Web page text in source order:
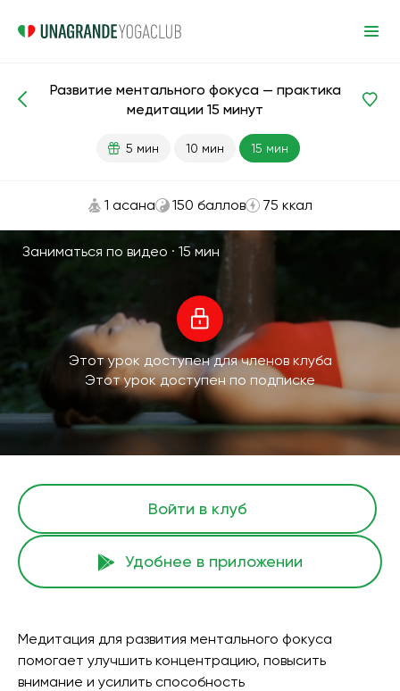
Медитации и дыхание Фокус
Развитие ментального фокуса — практика
медитации 15 минут
5 мин 10 мин 15 мин
1 асана 150 баллов 75 ккал
Заниматься по видео · 15 мин
Этот урок доступен для членов клуба
Этот урок доступен по подписке
Войти в клуб
Удобнее в приложении
Медитация для развития ментального фокуса
помогает улучшить концентрацию, повысить
внимание и усилить способность